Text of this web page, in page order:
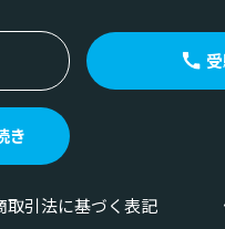
き
取引法に基づく表記